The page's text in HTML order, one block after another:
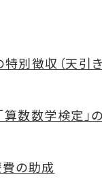
別徴収（天引
算数数学検定
の助成